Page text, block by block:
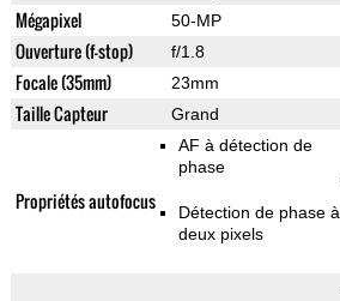
Mégapixel 50-MP
Ouverture (f-stop) f/1.8
Focale (35mm) 23mm
Taille Capteur Grand
Propriétés autofocus
AF à détection de
phase
Détection de phase à
deux pixels